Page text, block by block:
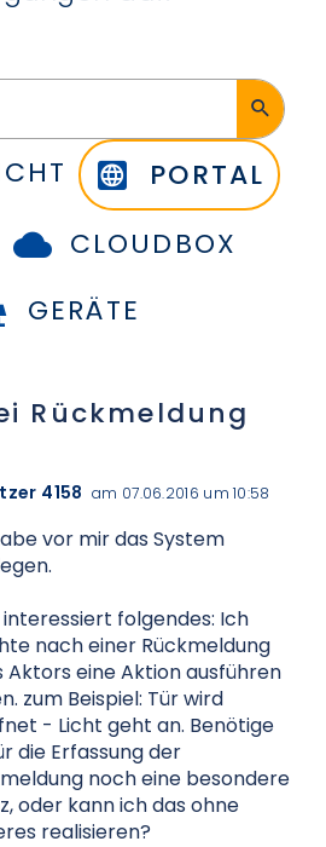
PORTAL
CLOUDBOX
GERÄTE
Rückmeldung
4158 am 07.06.2016 um 10:58
vor mir das System
interessiert folgendes: Ich
nach einer Rückmeldung
Aktors eine Aktion ausführen
zum Beispiel: Tür wird
- Licht geht an. Benötige
die Erfassung der
noch eine besondere
oder kann ich das ohne
realisieren?